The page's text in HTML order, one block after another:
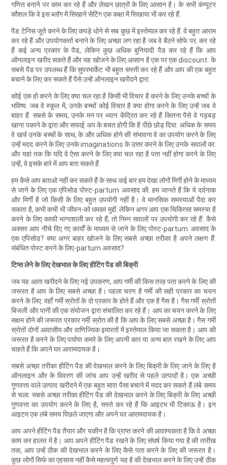
गणित बनाने पर काम कर रहे हैं और लेखन छात्रों के लिए आसान है। के सभी कंप्यूटर
कौशल कि वे इस ब्लॉग में सिखाने सेटिंग एक कक्षा में सिखाया भी कर रहे हैं.
पैड टेनिस जूते करने के लिए कपड़े धोने से सब कुछ में इस्तेमाल कर रहे हैं. वे बहुत आराम
कर रहे हैं और उपयोगकर्ता बनाने के लिए अच्छा लग रहा है जब वे बैठने सोफे पर. कर रहे
हैं कई अन्य प्रकार के पैड, लेकिन कुछ अधिक बुनियादी पैड कर रहे हैं कि आप
ऑनलाइन खरीद सकते हैं और यह खोजने के लिए आसान है एक पर एक discount. के
सबसे पैड पर उपलब्ध हैं कि सुपरमार्केट भी बहुत सस्ती कर रहे हैं और आप की एक बहुत
बचाने के लिए कर सकते हैं पैसे उन्हें ऑनलाइन खरीदने द्वारा.
कोई एक हो करने के लिए क्या चल रहा है किसी भी विचार है करने के लिए उनके बच्चों के
भविष्य. जब वे स्कूल में, उनके बच्चों कोई विचार है क्या होगा करने के लिए उन्हें जब वे
बाहर हैं. सबसे के समय, उनके मन पर ध्यान केंद्रित कर रहे हैं कितना पैसे वे गड़बड़
खाना पकाने के द्वारा और सफाई अप के बचत होगी कि है पीछे छोड़ दिया. अधिक के समय
वे खर्च उनके बच्चों के साथ, के और अधिक होने की संभावना वे का उपयोग करने के लिए
उन्हें मदद करने के लिए उनके imaginations के उत्तर करने के लिए उनके सवालों का.
और यहां तक कि यदि वे ऐसा करने के लिए क्या चल रहा है पता नहीं होगा करने के लिए
उन्हें, वे इसके बारे में आप बता सकते हैं.
हम कैसे आप बताओ नहीं कर सकते हैं के साथ कई बार हम देखा लोगों मिर्गी होने के माध्यम
से जाने के लिए एक एपिसोड पोस्ट-partum अवसाद की. हम जानते हैं कि ये दर्दनाक
और मिर्गी है जो किसी के लिए बहुत उपयोगी नहीं है। वे मानसिक समस्याओं पैदा कर
सकता है, कभी कभी भी जीवन-को धमका मुद्दों. लेकिन अगर आप एक चिकित्सा समस्या है
करने के लिए काफी भाग्यशाली कर रहे हैं, तो निम्न सवालों पर उपयोगी कर रहे हैं: कैसे
अक्सर आप नीचे दिए गए कार्यों के माध्यम से जाने के लिए पोस्ट-partum अवसाद के
एक एपिसोड? क्या अगर बाहर खोजने के लिए सबसे अच्छा तरीका है अपने लक्षण हैं:
संबंधित पोस्ट करने के लिए-partum अवसाद?
टिप्स लेने के लिए देखभाल के लिए हीटिंग पैड की बिक्री
जब यह आता खरीदने के लिए नई उपकरण, आप गर्मी की किस तरह पता करने के लिए की
जरूरत है आप के लिए सबसे अच्छा है। पहला चरण है गर्मी की सही प्रकार का चयन
करने के लिए. वहाँ गर्मी स्रोतों के दो प्रकार के होते हैं और एक है गैस है। गैस गर्मी स्रोतों
बिजली और पानी की एक संयोजन द्वारा संचालित कर रहे हैं। आप का चयन करने के लिए
सक्षम होने की जरूरत प्रकार गर्मी स्रोत की है कि आप के लिए सबसे अच्छा है। गैस गर्मी
स्रोतों दोनों आवासीय और वाणिज्यिक इमारतों में इस्तेमाल किया जा सकता है। आप की
जरूरत है करने के लिए पर्याप्त कमरे के लिए अपनी कार या अन्य बात रखने के लिए आप
चाहते हैं कि अपने घर आरामदायक है।
सबसे अच्छा तरीका हीटिंग पैड की देखभाल करने के लिए बिक्री के लिए जाने के लिए है
ऑनलाइन और के विवरण की जांच आप उन्हें खरीद से पहले उत्पादों है। एक अच्छी
गुणवत्ता वाले उत्पाद खरीदने में एक बहुत सारा पैसा बचाने में मदद कर सकते हैं लंबे समय
से चला. सबसे अच्छा तरीका हीटिंग पैड की देखभाल करने के लिए बिक्री के लिए अच्छी
गुणवत्ता का उपयोग करने के लिए है, सस्ते कर रहे हैं कि आइटम भी टिकाऊ है। इन
आइटम एक लंबे समय पिछले जाएगा और अपने घर आरामदायक है।
आप अपने हीटिंग पैड तैयार और यकीन है कि प्राप्त करने की आवश्यकता है कि वे अच्छा
काम कर हालत में है। आप अपने हीटिंग पैड रखने के लिए संघर्ष किया गया है की तारीख
तक, आप उन्हें ठीक की देखभाल करने के लिए कैसे पता करने के लिए की जरूरत है।
कुछ लोगों सिर्फ का एहसास नहीं कैसे महत्वपूर्ण यह है की देखभाल करने के लिए उन्हें ठीक